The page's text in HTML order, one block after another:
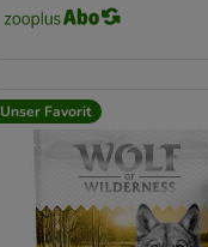
Unser Favorit